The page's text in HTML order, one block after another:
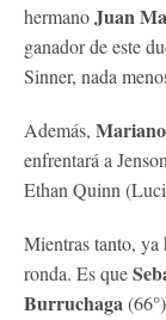
hermanoJuan
ganador de este
Sinner, nada
Además,
enfrentará a
Ethan Quinn
Mientras tanto, ya
ronda. Es que
Burruchaga